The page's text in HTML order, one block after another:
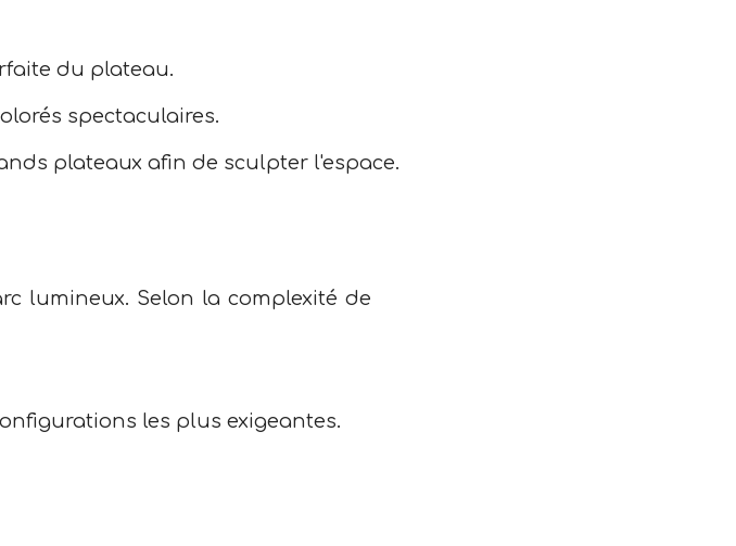
du plateau.
spectaculaires.
plateaux afin de sculpter l'espace.
lumineux. Selon la complexité de
les plus exigeantes.